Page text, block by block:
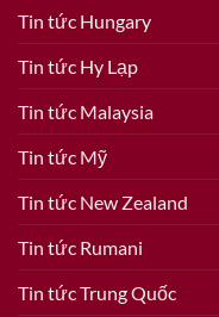
Tin tức Hungary
Tin tức Hy Lạp
Tin tức Malaysia
Tin tức Mỹ
Tin tức New Zealand
Tin tức Rumani
Tin tức Trung Quốc